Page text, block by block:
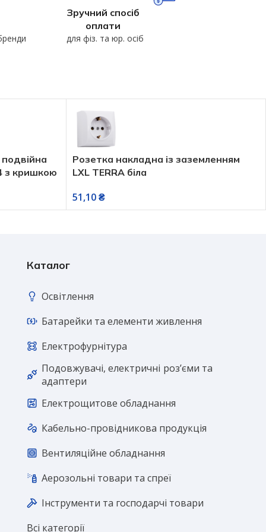
Зручний спосіб
оплати
для фіз. та юр. осіб
з кришкою
Розетка накладна із заземленням
LXL TERRA біла
51,10₴
Каталог
Освітлення
Батарейки та елементи живлення
Електрофурнітура
Подовжувачі, електричні розʼєми та
адаптери
Електрощитове обладнання
Кабельно-провідникова продукція
Вентиляційне обладнання
Аерозольні товари та спреї
Інструменти та господарчі товари
Всі категорії